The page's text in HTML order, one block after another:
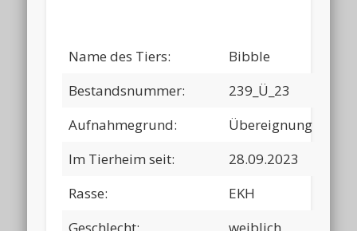
Name des Tiers:
Bibble
Bestandsnummer:
239_Ü_23
Aufnahmegrund:
Übereignung
Im Tierheim seit:
28.09.2023
Rasse:
EKH